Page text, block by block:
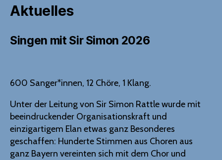
Aktuelles
Singen mit Sir Simon 2026
600 Sanger*innen, 12 Chöre, 1 Klang.
Unter der Leitung von Sir Simon Rattle wurde mit
beeindruckender Organisationskraft und
einzigartigem Elan etwas ganz Besonderes
geschaffen: Hunderte Stimmen aus Choren aus
ganz Bayern vereinten sich mit dem Chor und